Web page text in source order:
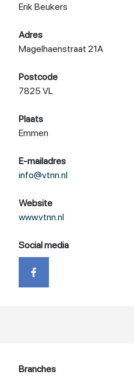
Erik Beukers
Adres
Magelhaenstraat 21A
Postcode
7825 VL
Plaats
Emmen
E-mailadres
info@vtnn.nl
Website
www.vtnn.nl
Social media
Branches